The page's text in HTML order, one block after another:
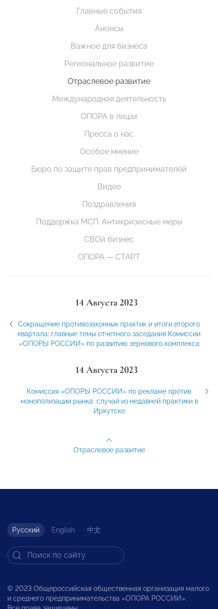
Главные события
Анонсы
Важное для бизнеса
Региональное развитие
Отраслевое развитие
Международная деятельность
ОПОРА в лицах
Пресса о нас
Особое мнение
Бюро по защите прав предпринимателей
Видео
Поздравления
Поддержка МСП. Антикризисные меры
СВОй бизнес
ОПОРА — СТАРТ
14 Августа 2023
Сокращение противозаконных практик и итоги второго
квартала: главные темы отчетного заседания Комиссии
«ОПОРЫ РОССИИ» по развитию зернового комплекса
14 Августа 2023
Комиссия «ОПОРЫ РОССИИ» по рекламе против
монополизации рынка: случай из недавней практики в
Иркутске
Отраслевое развитие
Русский English 中文
© 2023 Общероссийская общественная организация малого
и среднего предпринимательства «ОПОРА РОССИИ».